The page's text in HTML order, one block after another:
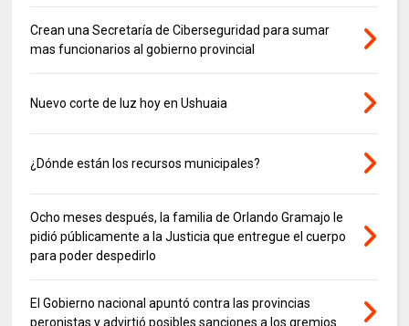
Crean una Secretaría de Ciberseguridad para sumar
mas funcionarios al gobierno provincial
Nuevo corte de luz hoy en Ushuaia
¿Dónde están los recursos municipales?
Ocho meses después, la familia de Orlando Gramajo le
pidió públicamente a la Justicia que entregue el cuerpo
para poder despedirlo
El Gobierno nacional apuntó contra las provincias
peronistas y advirtió posibles sanciones a los gremios